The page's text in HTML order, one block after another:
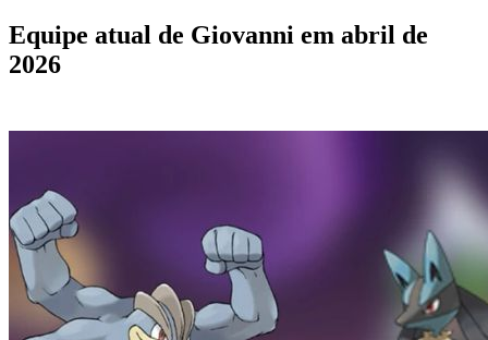
Equipe atual de Giovanni em abril de
2026